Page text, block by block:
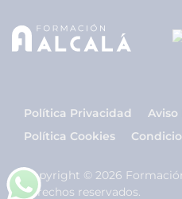
Política Privacidad
Aviso
Política Cookies
Copyright © 2026
derechos reservados.